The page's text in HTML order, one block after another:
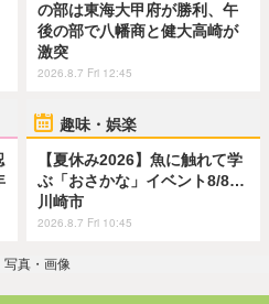
の部は東海大甲府が勝利、午
後の部で八幡商と健大高崎が
激突
2026.8.7 Fri 12:45
趣味・娯楽
【夏休み2026】魚に触れて学
ぶ「おさかな」イベント8/8…
川崎市
2026.8.7 Fri 10:45
写真・画像